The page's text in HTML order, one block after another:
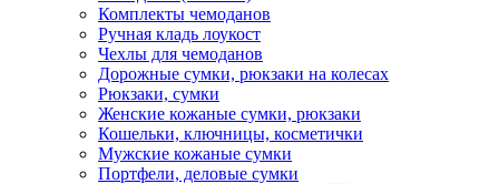
Комплекты чемоданов
Ручная кладь лоукост
Чехлы для чемоданов
Дорожные сумки, рюкзаки на колесах
Рюкзаки, сумки
Женские кожаные сумки, рюкзаки
Кошельки, ключницы, косметички
Мужские кожаные сумки
Портфели, деловые сумки